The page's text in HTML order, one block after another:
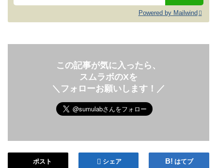
Powered by Mailwind
この記事が気に入ったら、
スムラボのXを
＼フォローお願いします！／
ポスト シェア はてブ